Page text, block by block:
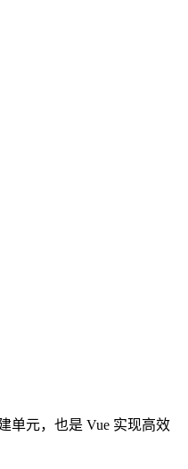
单元，也是 Vue 实现高效